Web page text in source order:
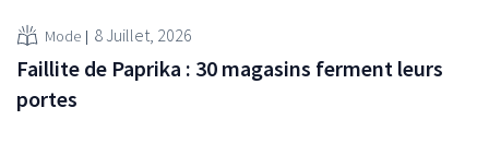
Mode 8 Juillet, 2026
Faillite de Paprika : 30 magasins ferment leurs
portes